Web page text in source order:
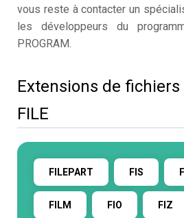
vous reste à contacter un
les développeurs du
PROGRAM.
Extensions de
FILE
FILEPART FIS
FILM FIO FIZ